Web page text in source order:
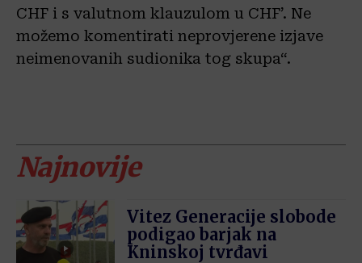
CHF i s valutnom klauzulom u CHF’. Ne
možemo komentirati neprovjerene izjave
neimenovanih sudionika tog skupa“.
Najnovije
Vitez Generacije slobode
podigao barjak na
Kninskoj tvrđavi